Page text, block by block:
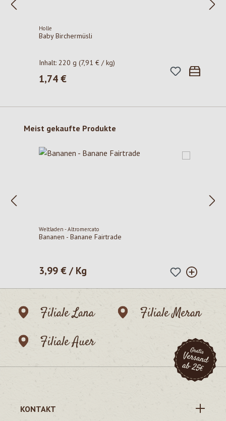
Holle
Baby Birchermüsli
Inhalt:220 g(7,91 € / kg)
Regulärer Preis:
1,74 €
Produktgalerie überspringen
Meist gekaufte Produkte
Weltladen - Altromercato
Bananen - Banane Fairtrade
Regulärer Preis:
3,99 € / Kg
Filiale Lana
Filiale Meran
Filiale Auer
KONTAKT